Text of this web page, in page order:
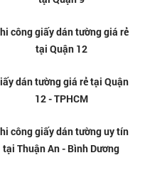
Thi công giấy dán tường uy tín